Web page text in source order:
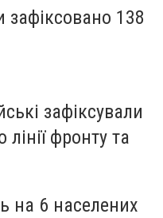
зафіксовано 138
зафіксували
фронту та
на 6 населених